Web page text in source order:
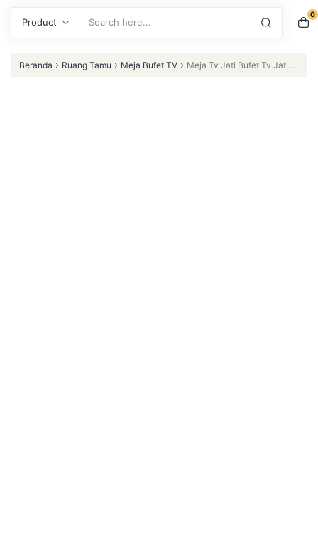
0
Beranda › Ruang Tamu › Meja Bufet TV › Meja Tv Jati Bufet Tv Jati